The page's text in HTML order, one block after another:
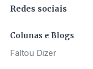
Redes sociais
Colunas e Blogs
Faltou Dizer